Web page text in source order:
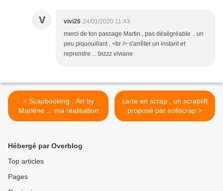
V vivi26 24/01/2020 11:43
merci de ton passage Martin , pas déségréable .. un
peu piquouillant , <br /> s'arrêter un instant et
reprendre ... bizzz viviane
< Scapbooking : Art by
Marlène ... ma réalisation
carte en scrap , un scraplift
proposé par sofiscrap >
Hébergé par Overblog
Top articles
Pages